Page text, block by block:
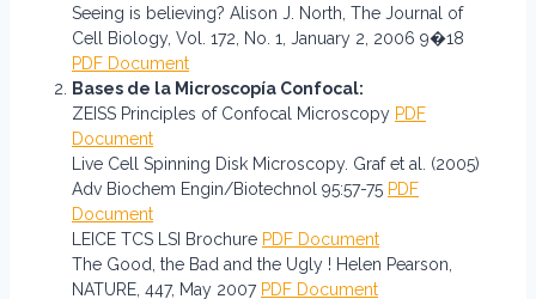
Seeing is believing? Alison J. North, The Journal of
Cell Biology, Vol. 172, No. 1, January 2, 2006 9�18
PDF Document
Bases de la Microscopía Confocal:
ZEISS Principles of Confocal Microscopy PDF
Document
Live Cell Spinning Disk Microscopy. Graf et al. (2005)
Adv Biochem Engin/Biotechnol 95:57-75 PDF
Document
LEICE TCS LSI Brochure PDF Document
The Good, the Bad and the Ugly ! Helen Pearson,
NATURE, 447, May 2007 PDF Document